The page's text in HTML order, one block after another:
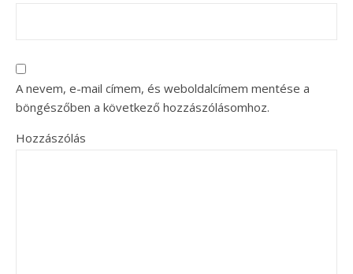
A nevem, e-mail címem, és weboldalcímem mentése a
böngészőben a következő hozzászólásomhoz.
Hozzászólás